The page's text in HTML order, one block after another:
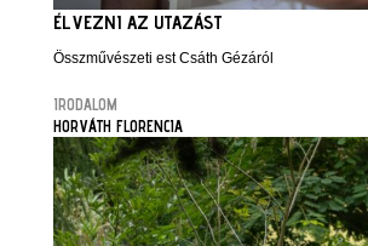
ÉLVEZNI AZ UTAZÁST
Összművészeti est Csáth Gézáról
IRODALOM
HORVÁTH FLORENCIA